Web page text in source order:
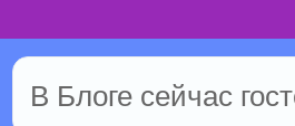
В Блоге сейчас